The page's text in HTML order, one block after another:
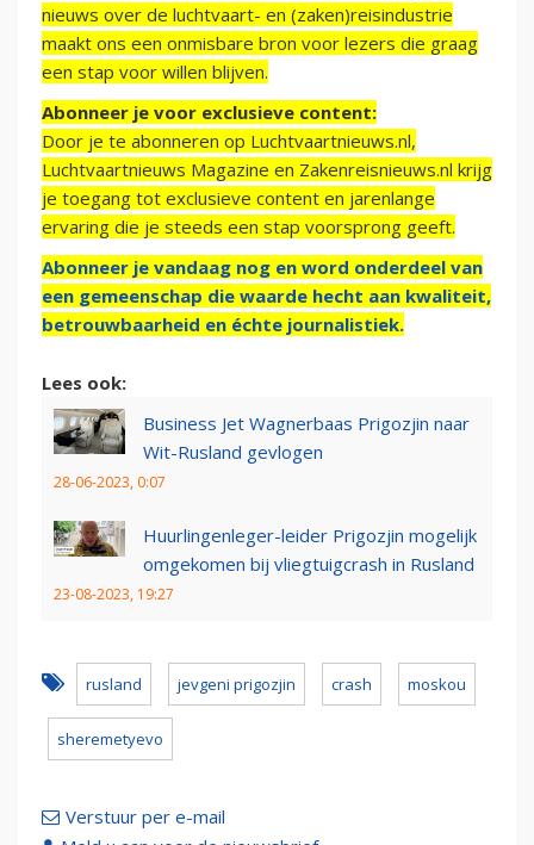
nieuws over de luchtvaart- en (zaken)reisindustrie
maakt ons een onmisbare bron voor lezers die graag
een stap voor willen blijven.
Abonneer je voor exclusieve content:
Door je te abonneren op Luchtvaartnieuws.nl,
Luchtvaartnieuws Magazine en Zakenreisnieuws.nl krijg
je toegang tot exclusieve content en jarenlange
ervaring die je steeds een stap voorsprong geeft.
Abonneer je vandaag nog en word onderdeel van
een gemeenschap die waarde hecht aan kwaliteit,
betrouwbaarheid en échte journalistiek.
Lees ook:
Business Jet Wagnerbaas Prigozjin naar
Wit-Rusland gevlogen
28-06-2023, 0:07
Huurlingenleger-leider Prigozjin mogelijk
omgekomen bij vliegtuigcrash in Rusland
23-08-2023, 19:27
rusland jevgeni prigozjin crash moskou
sheremetyevo
Verstuur per e-mail